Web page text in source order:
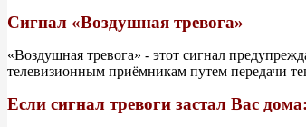
Сигнал «Воздушная тревога»
«Воздушная тревога» - этот сигнал
телевизионным приёмникам путем передачи
Если сигнал тревоги застал Вас дома: